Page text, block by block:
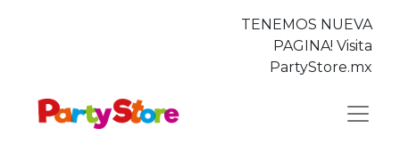
TENEMOS NUEVA
PAGINA! Visita
PartyStore.mx